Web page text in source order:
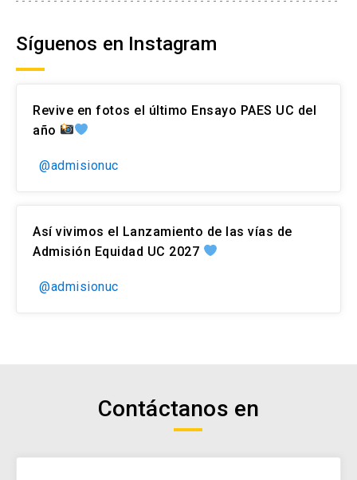
Síguenos en Instagram
Revive en fotos el último Ensayo PAES UC del
año
@admisionuc
Así vivimos el Lanzamiento de las vías de
Admisión Equidad UC 2027
@admisionuc
Contáctanos en